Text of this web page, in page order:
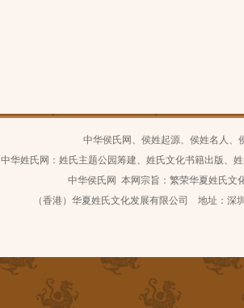
中华侯氏网、侯姓起源、侯姓名人、
中华姓氏网：姓氏主题公园筹建、姓氏文化书籍出版、
中华侯氏网 本网宗旨：繁荣华夏姓氏文
（香港）华夏姓氏文化发展有限公司 地址：